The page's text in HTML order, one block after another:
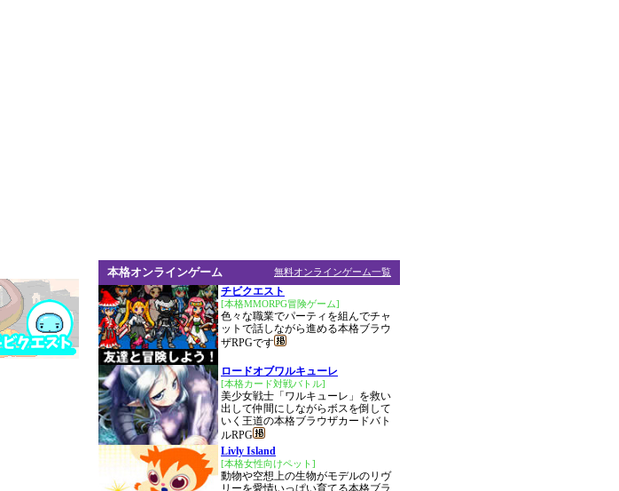
無料オンラインゲーム一覧
本格オンラインゲーム
チビクエスト
[本格MMORPG冒険ゲーム]
色々な職業でパーティを組んでチャ
ットで話しながら進める本格ブラウ
ザRPGです
ロードオブワルキューレ
[本格カード対戦バトル]
美少女戦士「ワルキューレ」を救い
出して仲間にしながらボスを倒して
いく王道の本格ブラウザカードバト
ルRPG
Livly Island
[本格女性向けペット]
動物や空想上の生物がモデルのリヴ
リーを愛情いっぱい育てる本格ブラ